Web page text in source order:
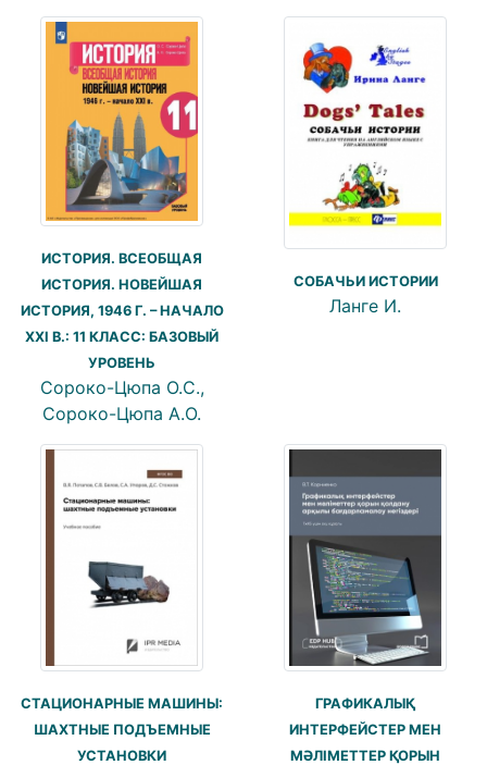
ИСТОРИЯ. ВСЕОБЩАЯ
ИСТОРИЯ. НОВЕЙШАЯ
ИСТОРИЯ, 1946 Г. – НАЧАЛО
XXI В.: 11 КЛАСС: БАЗОВЫЙ
УРОВЕНЬ
Сороко-Цюпа О.С.,
Сороко-Цюпа А.О.
СОБАЧЬИ ИСТОРИИ
Ланге И.
СТАЦИОНАРНЫЕ МАШИНЫ:
ШАХТНЫЕ ПОДЪЕМНЫЕ
УСТАНОВКИ
ГРАФИКАЛЫҚ
ИНТЕРФЕЙСТЕР МЕН
МӘЛІМЕТТЕР ҚОРЫН